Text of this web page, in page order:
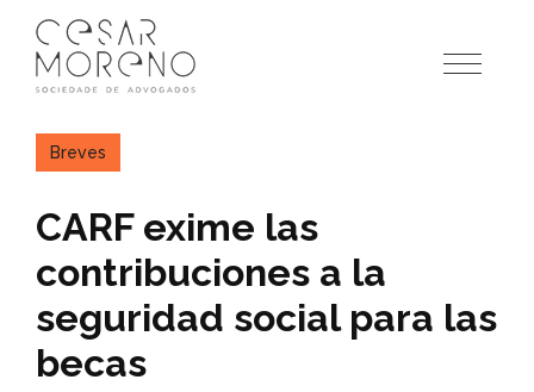
para
conteúdo
Breves
CARF exime las
contribuciones a la
seguridad social para las
becas